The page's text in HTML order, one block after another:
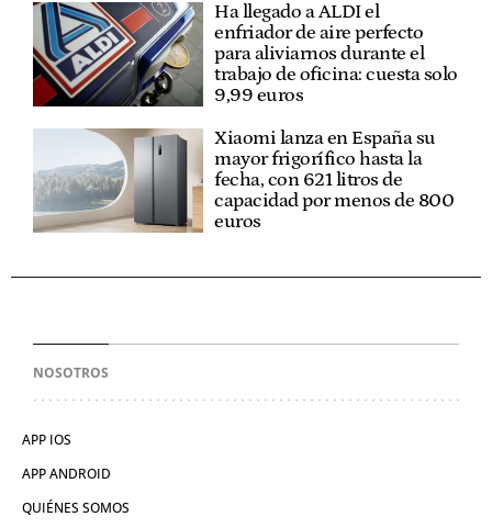
Ha llegado a ALDI el
enfriador de aire perfecto
para aliviarnos durante el
trabajo de oficina: cuesta solo
9,99 euros
Xiaomi lanza en España su
mayor frigorífico hasta la
fecha, con 621 litros de
capacidad por menos de 800
euros
NOSOTROS
APP IOS
APP ANDROID
QUIÉNES SOMOS